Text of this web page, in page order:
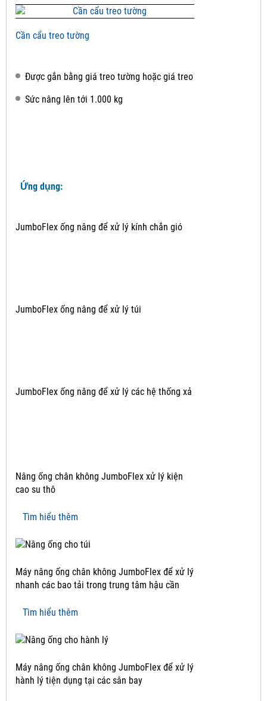
Cần cẩu treo tường
Được gắn bằng giá treo tường hoặc giá treo
Sức nâng lên tới 1.000 kg
Ứng dụng:
JumboFlex ống nâng để xử lý kính chắn gió
JumboFlex ống nâng để xử lý túi
JumboFlex ống nâng để xử lý các hệ thống xả
Nâng ống chân không JumboFlex xử lý kiện
cao su thô
Tìm hiểu thêm
Máy nâng ống chân không JumboFlex để xử lý
nhanh các bao tải trong trung tâm hậu cần
Tìm hiểu thêm
Máy nâng ống chân không JumboFlex để xử lý
hành lý tiện dụng tại các sân bay